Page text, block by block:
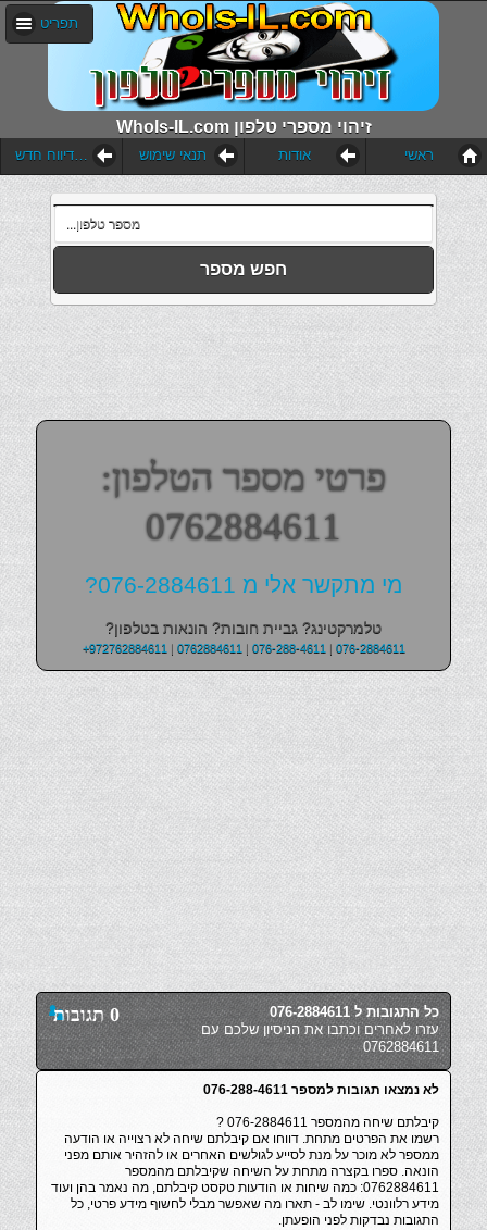
WhoIs-IL.com זיהוי מספרי טלפון
תפריט
הוסף דיווח חדש תנאי שימוש אודות ראשי
חפש מספר
פרטי מספר הטלפון:
0762884611
מי מתקשר אלי מ 076-2884611?
טלמרקטינג? גביית חובות? הונאות בטלפון?
+972762884611| 0762884611| 076-288-4611| 076-2884611
0 תגובות
כל התגובות ל 076-2884611
עזרו לאחרים וכתבו את הניסיון שלכם עם
0762884611
לא נמצאו תגובות למספר 076-288-4611
קיבלתם שיחה מהמספר 076-2884611 ?
רשמו את הפרטים מתחת. דווחו אם קיבלתם שיחה לא רצוייה או הודעה
ממספר לא מוכר על מנת לסייע לגולשים האחרים או להזהיר אותם מפני
הונאה. ספרו בקצרה מתחת על השיחה שקיבלתם מהמספר
0762884611: כמה שיחות או הודעות טקסט קיבלתם, מה נאמר בהן ועוד
מידע רלוונטי. שימו לב - תארו מה שאפשר מבלי לחשוף מידע פרטי, כל
התגובות נבדקות לפני הופעתן.